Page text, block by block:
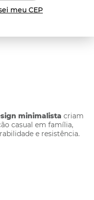
meu CEP
minimalista criam
casual em família,
e resistência.